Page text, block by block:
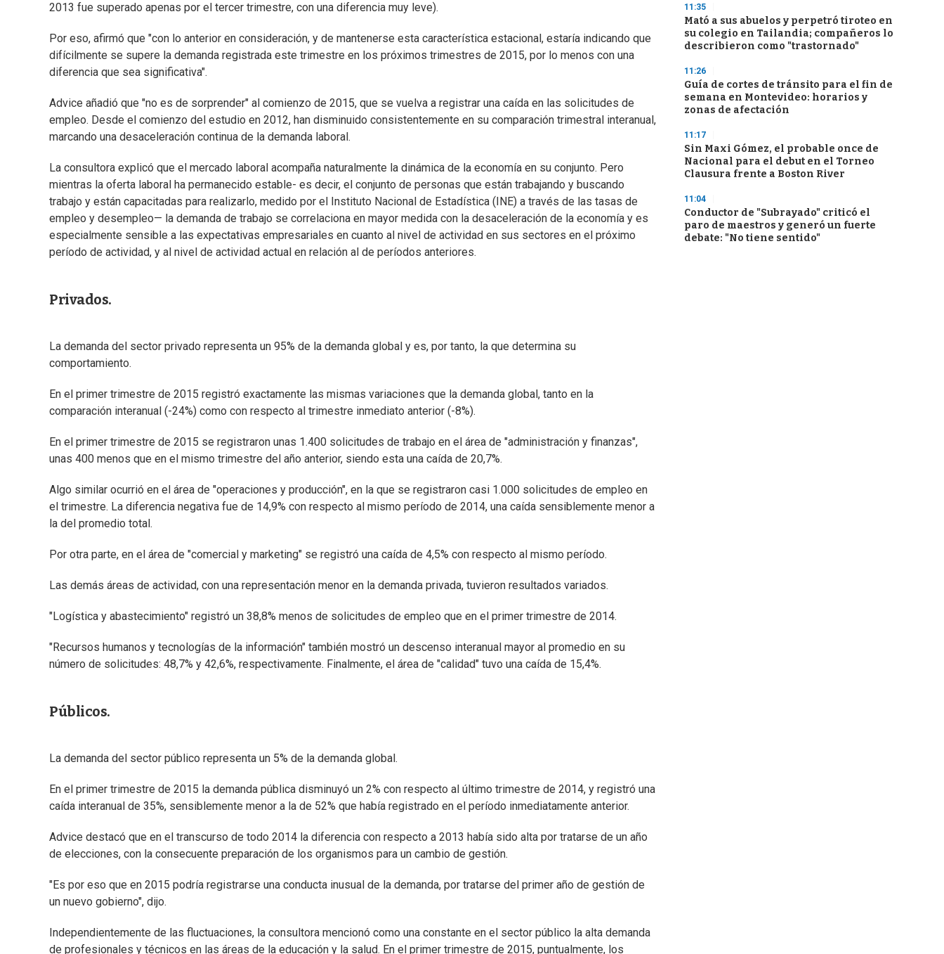
2013 fue superado apenas por el tercer trimestre, con una diferencia muy leve).
Por eso, afirmó que "con lo anterior en consideración, y de mantenerse esta característica estacional, estaría indicando que
difícilmente se supere la demanda registrada este trimestre en los próximos trimestres de 2015, por lo menos con una
diferencia que sea significativa".
Advice añadió que "no es de sorprender" al comienzo de 2015, que se vuelva a registrar una caída en las solicitudes de
empleo. Desde el comienzo del estudio en 2012, han disminuido consistentemente en su comparación trimestral interanual,
marcando una desaceleración continua de la demanda laboral.
La consultora explicó que el mercado laboral acompaña naturalmente la dinámica de la economía en su conjunto. Pero
mientras la oferta laboral ha permanecido estable- es decir, el conjunto de personas que están trabajando y buscando
trabajo y están capacitadas para realizarlo, medido por el Instituto Nacional de Estadística (INE) a través de las tasas de
empleo y desempleo— la demanda de trabajo se correlaciona en mayor medida con la desaceleración de la economía y es
especialmente sensible a las expectativas empresariales en cuanto al nivel de actividad en sus sectores en el próximo
período de actividad, y al nivel de actividad actual en relación al de períodos anteriores.
Privados.
La demanda del sector privado representa un 95% de la demanda global y es, por tanto, la que determina su
comportamiento.
En el primer trimestre de 2015 registró exactamente las mismas variaciones que la demanda global, tanto en la
comparación interanual (-24%) como con respecto al trimestre inmediato anterior (-8%).
En el primer trimestre de 2015 se registraron unas 1.400 solicitudes de trabajo en el área de "administración y finanzas",
unas 400 menos que en el mismo trimestre del año anterior, siendo esta una caída de 20,7%.
Algo similar ocurrió en el área de "operaciones y producción", en la que se registraron casi 1.000 solicitudes de empleo en
el trimestre. La diferencia negativa fue de 14,9% con respecto al mismo período de 2014, una caída sensiblemente menor a
la del promedio total.
Por otra parte, en el área de "comercial y marketing" se registró una caída de 4,5% con respecto al mismo período.
Las demás áreas de actividad, con una representación menor en la demanda privada, tuvieron resultados variados.
"Logística y abastecimiento" registró un 38,8% menos de solicitudes de empleo que en el primer trimestre de 2014.
"Recursos humanos y tecnologías de la información" también mostró un descenso interanual mayor al promedio en su
número de solicitudes: 48,7% y 42,6%, respectivamente. Finalmente, el área de "calidad" tuvo una caída de 15,4%.
Públicos.
La demanda del sector público representa un 5% de la demanda global.
En el primer trimestre de 2015 la demanda pública disminuyó un 2% con respecto al último trimestre de 2014, y registró una
caída interanual de 35%, sensiblemente menor a la de 52% que había registrado en el período inmediatamente anterior.
Advice destacó que en el transcurso de todo 2014 la diferencia con respecto a 2013 había sido alta por tratarse de un año
de elecciones, con la consecuente preparación de los organismos para un cambio de gestión.
"Es por eso que en 2015 podría registrarse una conducta inusual de la demanda, por tratarse del primer año de gestión de
un nuevo gobierno", dijo.
Independientemente de las fluctuaciones, la consultora mencionó como una constante en el sector público la alta demanda
de profesionales y técnicos en las áreas de la educación y la salud. En el primer trimestre de 2015, puntualmente, los
11:35
Mató a sus abuelos y perpetró tiroteo en
su colegio en Tailandia; compañeros lo
describieron como "trastornado"
11:26
Guía de cortes de tránsito para el fin de
semana en Montevideo: horarios y
zonas de afectación
11:17
Sin Maxi Gómez, el probable once de
Nacional para el debut en el Torneo
Clausura frente a Boston River
11:04
Conductor de "Subrayado" criticó el
paro de maestros y generó un fuerte
debate: "No tiene sentido"